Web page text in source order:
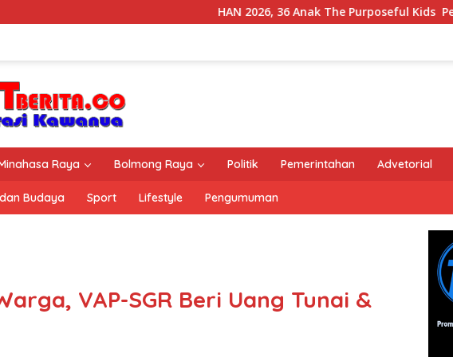
HAN 2026, 36 Anak The Purposeful Kids
Raya Bolmong Raya Politik Pemerintahan Advetorial
Budaya Sport Lifestyle Pengumuman
VAP-SGR Beri Uang Tunai &